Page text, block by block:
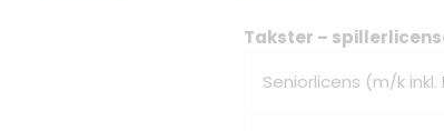
Takster –
Seniorlicens (m/k